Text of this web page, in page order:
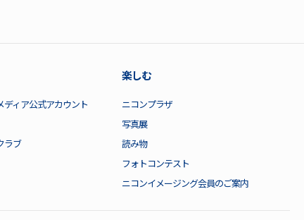
ディア公式アカウント
ラブ
楽しむ
ニコンプラザ
写真展
読み物
フォトコンテスト
ニコンイメージング会員のご案内